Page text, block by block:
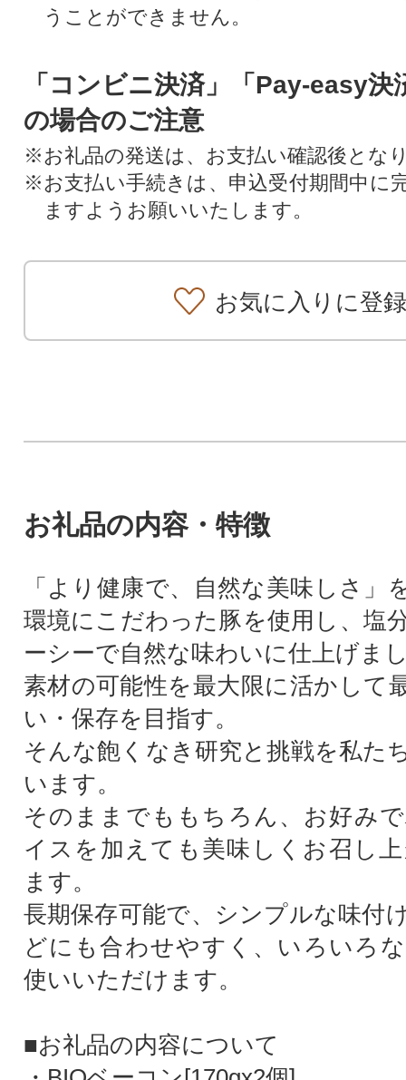
うことができません。
「コンビニ決済」「Pay-easy決
の場合のご注意
※お礼品の発送は、お支払い確認後とな
※お支払い手続きは、申込受付期間中に
ますようお願いいたします。
お気に入りに登録
お礼品の内容・特徴
「より健康で、自然な美味しさ」
環境にこだわった豚を使用し、塩
ーシーで自然な味わいに仕上げま
素材の可能性を最大限に活かして
い・保存を目指す。
そんな飽くなき研究と挑戦を私た
います。
そのままでももちろん、お好み
イスを加えても美味しくお召し
ます。
長期保存可能で、シンプルな味付
どにも合わせやすく、いろいろ
使いいただけます。
■お礼品の内容について